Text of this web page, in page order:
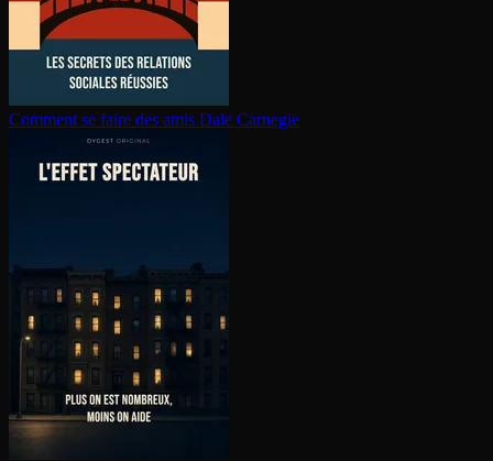
Comment se faire des amis Dale Carnegie